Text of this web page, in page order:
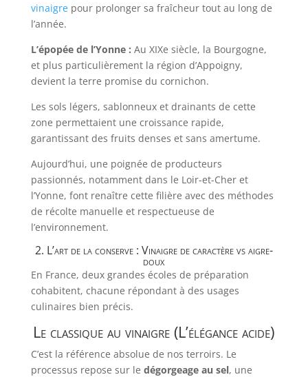
vinaigrepour prolonger sa fraîcheur tout au long de
l’année.
L’épopée de l’Yonne : Au XIXe siècle, la Bourgogne,
et plus particulièrement la région d’Appoigny,
devient la terre promise du cornichon.
Les sols légers, sablonneux et drainants de cette
zone permettaient une croissance rapide,
garantissant des fruits denses et sans amertume.
Aujourd’hui, une poignée de producteurs
passionnés, notamment dans le Loir-et-Cher et
l’Yonne, font renaître cette filière avec des méthodes
de récolte manuelle et respectueuse de
l’environnement.
2. L’art de la conserve : Vinaigre de caractère vs aigre-
doux
En France, deux grandes écoles de préparation
cohabitent, chacune répondant à des usages
culinaires bien précis.
Le classique au vinaigre (L’élégance acide)
C’est la référence absolue de nos terroirs. Le
processus repose sur le dégorgeage au sel, une